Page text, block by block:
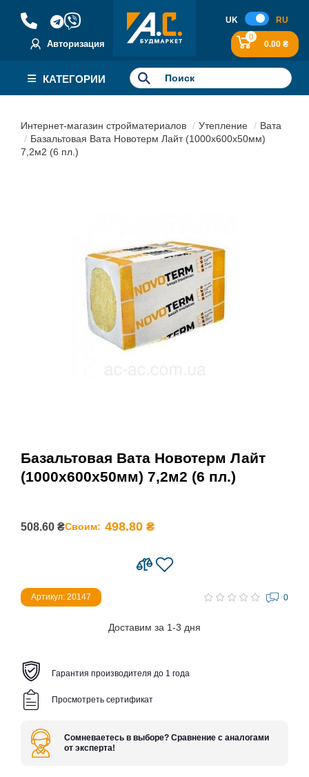
Авторизация
UK RU
0
0.00 ₴
КАТЕГОРИИ
Интернет-магазин стройматериалов Утепление
Вата
Базальтовая Вата Новотерм Лайт (1000х600x50мм)
7,2м2 (6 пл.)
Базальтовая Вата Новотерм Лайт
(1000х600x50мм) 7,2м2 (6 пл.)
508.60 ₴Своим: 498.80 ₴
Артикул: 20147 0
Доставим за 1-3 дня
Гарантия производителя до 1 года
Просмотреть сертификат
Сомневаетесь в выборе? Сравнение с аналогами
от эксперта!